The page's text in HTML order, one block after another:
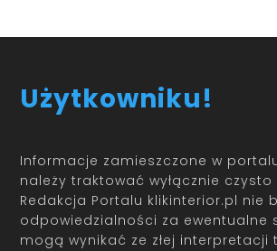
Użytkowniku!
Informacje zamieszczone w
należy traktować wyłącznie
Redakcja Portalu klikinterior.pl nie
odpowiedzialności za ewentualne
mogą wynikać ze złej interpretacji